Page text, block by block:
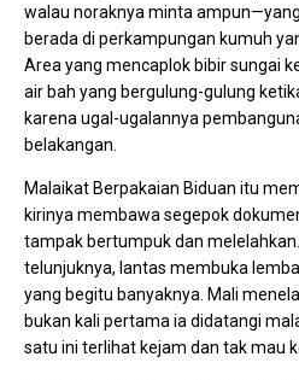
walau noraknya minta
berada di perkampungan kumuh
Area yang mencaplok bibir sungai
air bah yang bergulung-gulung
karena ugal-ugalannya
belakangan.
Malaikat Berpakaian Biduan itu
kirinya membawa segepok
tampak bertumpuk dan
telunjuknya, lantas membuka
yang begitu banyaknya. Mali
bukan kali pertama ia didatangi
satu ini terlihat kejam dan tak mau